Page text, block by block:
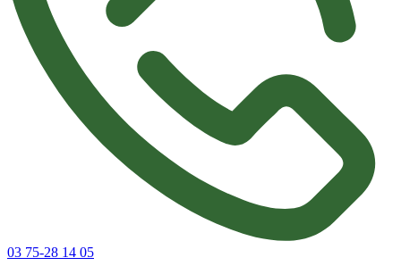
03 75-28 14 05